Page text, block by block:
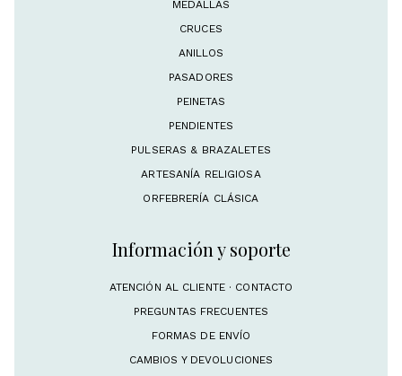
MEDALLAS
CRUCES
ANILLOS
PASADORES
PEINETAS
PENDIENTES
PULSERAS & BRAZALETES
ARTESANÍA RELIGIOSA
ORFEBRERÍA CLÁSICA
Información y soporte
ATENCIÓN AL CLIENTE · CONTACTO
PREGUNTAS FRECUENTES
FORMAS DE ENVÍO
CAMBIOS Y DEVOLUCIONES